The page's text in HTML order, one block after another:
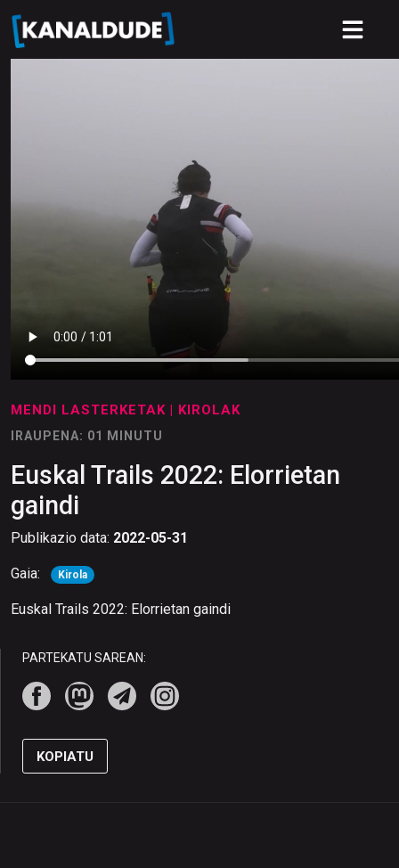
MENDI LASTERKETAK | KIROLAK
IRAUPENA: 01 MINUTU
Euskal Trails 2022: Elorrietan
gaindi
Publikazio data: 2022-05-31
Gaia: Kirola
Euskal Trails 2022: Elorrietan gaindi
PARTEKATU SAREAN:
KOPIATU